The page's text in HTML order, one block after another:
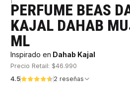
PERFUME BEAS
KAJAL DAHAB
ML
Inspirado en Dahab Kajal
Precio Retail: $46.990
4.5
2 reseñas